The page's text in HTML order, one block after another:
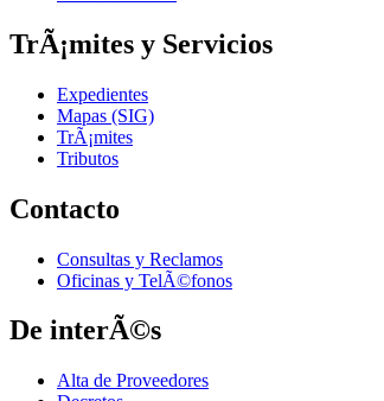
TrÃ¡mites y Servicios
Expedientes
Mapas (SIG)
TrÃ¡mites
Tributos
Contacto
Consultas y Reclamos
Oficinas y TelÃ©fonos
De interÃ©s
Alta de Proveedores